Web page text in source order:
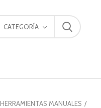
CATEGORÍA
HERRAMIENTAS MANUALES